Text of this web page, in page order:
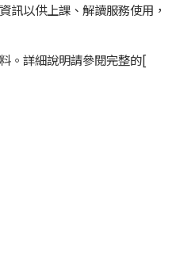
訊以供上課、解讀服務使用，
。詳細說明請參閱完整的[